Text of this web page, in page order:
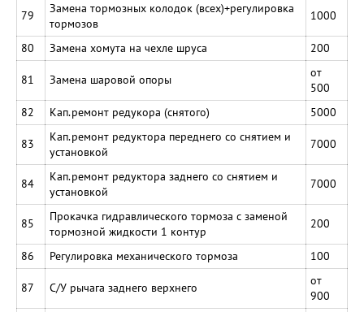
79
Замена тормозных колодок (всех)+регулировка
тормозов
1000
80 Замена хомута на чехле шруса 200
81 Замена шаровой опоры
от
500
82
Кап.ремонт редукора (снятого) 5000
83
Кап.ремонт редуктора переднего со снятием и
установкой
7000
84
Кап.ремонт редуктора заднего со снятием и
установкой
7000
85
Прокачка гидравлического тормоза с заменой
тормозной жидкости 1 контур
200
86 Регулировка механического тормоза 100
87 С/У рычага заднего верхнего
от
900